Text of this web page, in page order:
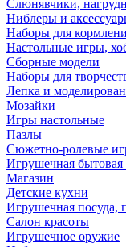
Слюнявчики,
Ниблеры и
Наборы для
Настольные игры,
Сборные модели
Наборы для
Лепка и
Мозайки
Игры настольные
Пазлы
Сюжетно-ролевые
Игрушечная бытовая
Магазин
Детские кухни
Игрушечная посуда,
Салон красоты
Игрушечное оружие